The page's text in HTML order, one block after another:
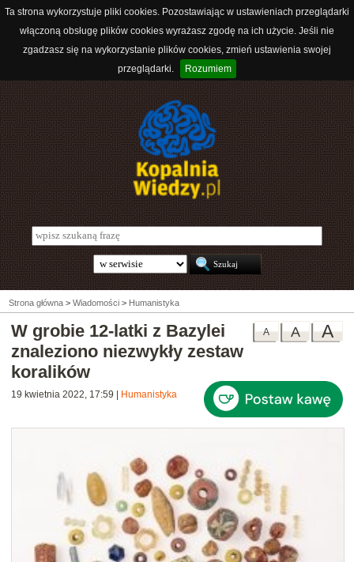
Ta strona wykorzystuje pliki cookies. Pozostawiając w ustawieniach przeglądarki
włączoną obsługę plików cookies wyrażasz zgodę na ich użycie. Jeśli nie
zgadzasz się na wykorzystanie plików cookies, zmień ustawienia swojej
przeglądarki.
Rozumiem
Strona główna > Wiadomości > Humanistyka
A
A
A
W grobie 12-latki z Bazylei
znaleziono niezwykły zestaw
koralików
19 kwietnia 2022, 17:59 Humanistyka